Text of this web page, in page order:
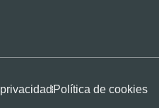
Política de cookies